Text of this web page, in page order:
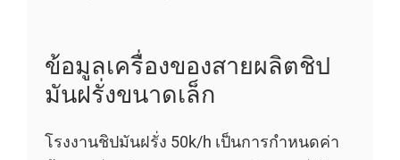
ข้อมูลเครื่องของสายผลิตชิป
มันฝรั่งขนาดเล็ก
โรงงานชิปมันฝรั่ง 50k/h เป็นการกำหนดค่า